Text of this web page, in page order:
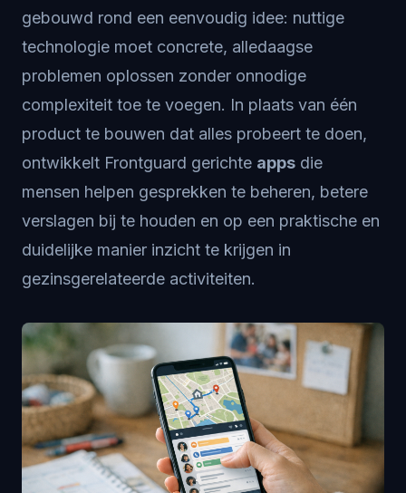
gebouwd rond een eenvoudig idee: nuttige
technologie moet concrete, alledaagse
problemen oplossen zonder onnodige
complexiteit toe te voegen. In plaats van één
product te bouwen dat alles probeert te doen,
ontwikkelt Frontguard gerichte apps die
mensen helpen gesprekken te beheren, betere
verslagen bij te houden en op een praktische en
duidelijke manier inzicht te krijgen in
gezinsgerelateerde activiteiten.